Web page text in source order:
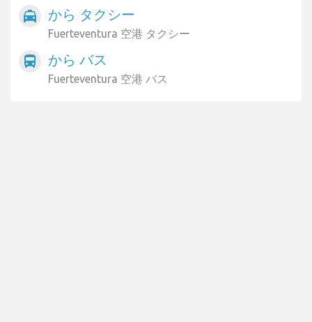
local_taxi から タクシー
Fuerteventura 空港 タクシー
directions_bus から バス
Fuerteventura 空港 バス